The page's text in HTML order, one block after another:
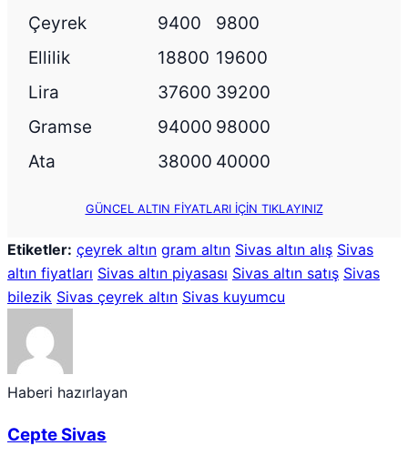
Çeyrek
9400
9800
Ellilik
18800 19600
Lira
37600 39200
Gramse
94000 98000
Ata
38000 40000
GÜNCEL ALTIN FİYATLARI İÇİN TIKLAYINIZ
Etiketler: çeyrek altın gram altın Sivas altın alış Sivas
altın fiyatları Sivas altın piyasası Sivas altın satış Sivas
bilezik Sivas çeyrek altın Sivas kuyumcu
Haberi hazırlayan
Cepte Sivas